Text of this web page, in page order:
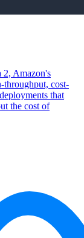
2, Amazon's
throughput, cost-
that
the cost of